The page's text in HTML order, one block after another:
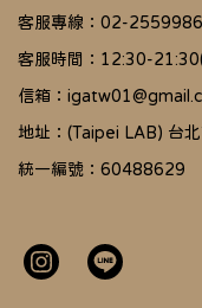
客服專線：02-
客服時間：12:30-
信箱：
地址：(Taipei LAB) 台
統一編號：60488629